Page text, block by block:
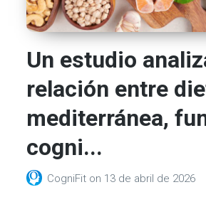
Un estudio
relación entre
mediterránea,
cogni...
CogniFit on 13 de abril de 2026